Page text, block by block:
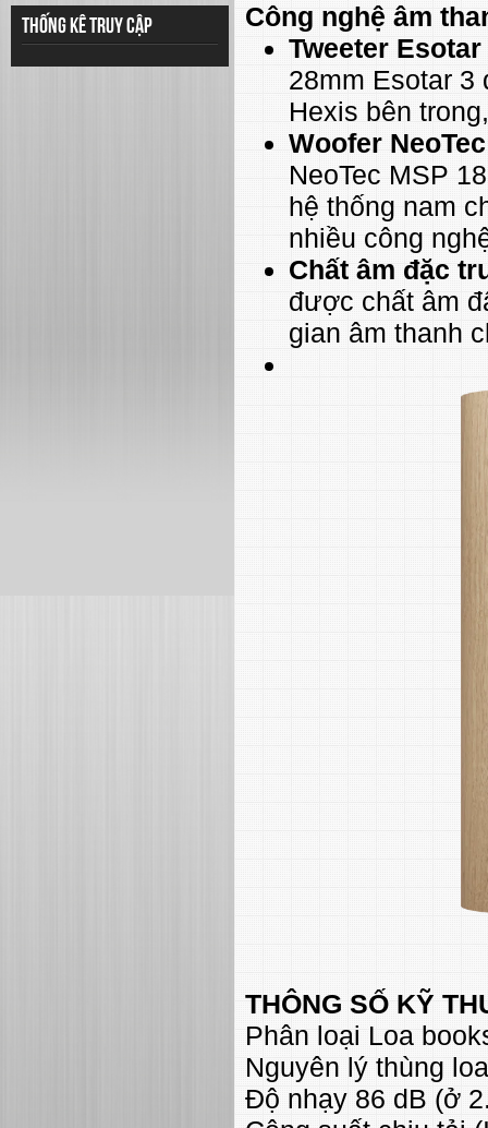
Thống kê truy cập
Công nghệ âm
Tweeter Esotar
28mm Esotar 3
Hexis bên
Woofer
NeoTec MSP
hệ thống nam
nhiều công
Chất âm đặc
được chất âm
gian âm thanh
THÔNG SỐ KỸ
Phân loại Loa
Nguyên lý thùng
Độ nhạy 86 dB (ở